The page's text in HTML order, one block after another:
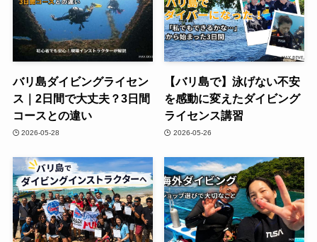
バリ島ダイビングライセン
ス｜2日間で大丈夫？3日間
コースとの違い
2026-05-28
【バリ島で】泳げない不安
を感動に変えたダイビング
ライセンス講習
2026-05-26